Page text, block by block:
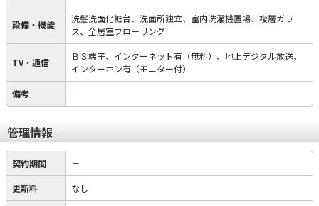
設備・機能
洗髪洗面化粧台、洗面所独立、室内洗濯機置場、複層ガラ
ス、全居室フローリング
TV・通信
ＢＳ端子、インターネット有（無料）、地上デジタル放送、
インターホン有（モニター付）
備考 －
管理情報
契約期間 －
更新料 なし